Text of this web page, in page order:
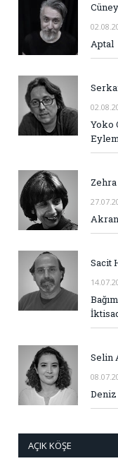
Aptal
Yoko
Akran
Sacit
Selin
AÇIK KÖŞE